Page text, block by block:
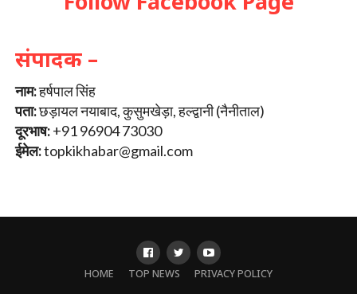
संपादक –
नाम:हर्षपाल सिंह
पता:छड़ायल नयाबाद, कुसुमखेड़ा, हल्द्वानी (नैनीताल)
दूरभाष:+91 96904 73030
ईमेल:topkikhabar@gmail.com
HOME TOP NEWS PRIVACY POLICY